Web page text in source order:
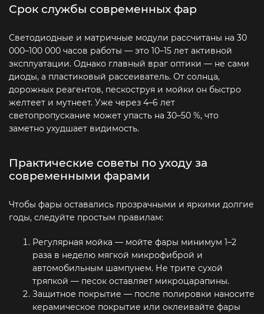
Срок службы современных фар
Светодиодные и матричные модули рассчитаны на 30
000–100 000 часов работы — это 10–15 лет активной
эксплуатации. Однако главный враг оптики — не сами
диоды, а пластиковый рассеиватель. От солнца,
дорожных реагентов, пескоструя и мойки он быстро
желтеет и мутнеет. Уже через 4–6 лет
светопропускание может упасть на 30–50 %, что
заметно ухудшает видимость.
Практические советы по уходу за
современными фарами
Чтобы фары оставались прозрачными и яркими долгие
годы, следуйте простым правилам:
Регулярная мойка — мойте фары минимум 1–2
раза в неделю мягкой микрофиброй и
автомобильным шампунем. Не трите сухой
тряпкой — песок оставляет микроцарапины.
Защитное покрытие — после полировки наносите
керамическое покрытие или оклеивайте фары